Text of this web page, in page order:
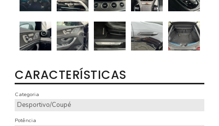
CARACTERÍSTICAS
Categoria
Desportivo/Coupé
Potência